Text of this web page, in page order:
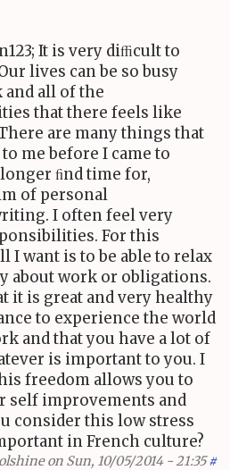
123; It is very diﬃcult to
lives can be so busy
all of the
that there feels like
are many things that
me before I came to
ﬁnd time for,
of personal
I often feel very
For this
I want is to be able to relax
about work or obligations.
it is great and very healthy
to experience the world
and that you have a lot of
is important to you. I
freedom allows you to
self improvements and
consider this low stress
in French culture?
on Sun, 10/05/2014 - 21:35 #